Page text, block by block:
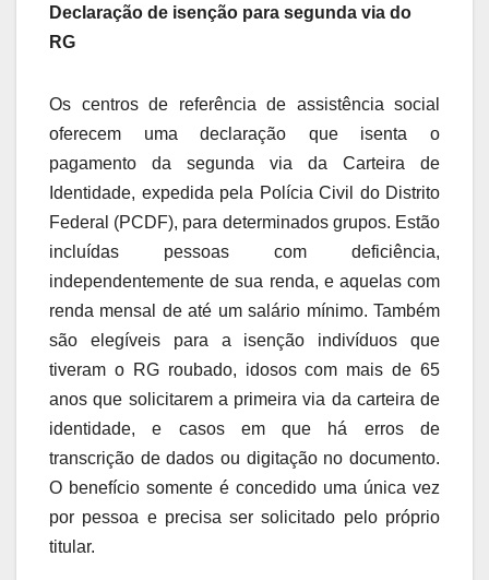
Declaração de isenção para segunda via do
RG
Os centros de referência de assistência social
oferecem uma declaração que isenta o
pagamento da segunda via da Carteira de
Identidade, expedida pela Polícia Civil do Distrito
Federal (PCDF), para determinados grupos. Estão
incluídas pessoas com deficiência,
independentemente de sua renda, e aquelas com
renda mensal de até um salário mínimo. Também
são elegíveis para a isenção indivíduos que
tiveram o RG roubado, idosos com mais de 65
anos que solicitarem a primeira via da carteira de
identidade, e casos em que há erros de
transcrição de dados ou digitação no documento.
O benefício somente é concedido uma única vez
por pessoa e precisa ser solicitado pelo próprio
titular.